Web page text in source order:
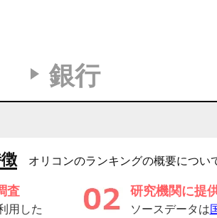
銀行
オリコンのランキングの概要につい
査
用した
研究機関に提
ソースデータは